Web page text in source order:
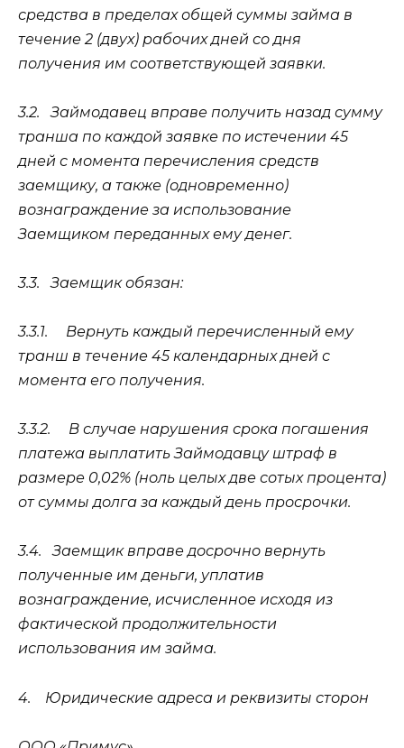
средства в пределах общей суммы займа в
течение 2 (двух) рабочих дней со дня
получения им соответствующей заявки.
3.2.Займодавец вправе получить назад сумму
транша по каждой заявке по истечении 45
дней с момента перечисления средств
заемщику, а также (одновременно)
вознаграждение за использование
Заемщиком переданных ему денег.
3.3.Заемщик обязан:
3.3.1. Вернуть каждый перечисленный ему
транш в течение 45 календарных дней с
момента его получения.
3.3.2. В случае нарушения срока погашения
платежа выплатить Займодавцу штраф в
размере 0,02% (ноль целых две сотых процента)
от суммы долга за каждый день просрочки.
3.4.Заемщик вправе досрочно вернуть
полученные им деньги, уплатив
вознаграждение, исчисленное исходя из
фактической продолжительности
использования им займа.
4. Юридические адреса и реквизиты сторон